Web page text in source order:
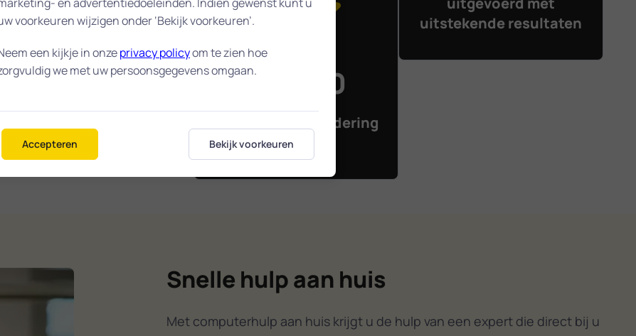
we snel ter
mogelijk wordt
Heeft u een
helpen wij u
9,9 / 10
gemiddelde waardering
in IJmuiden
uitstekende resultaten
Snelle hulp aan huis
Met computerhulp aan huis krijgt u de hulp van een expert die direct bij u
voorkeuren wijzigen onder ‘Bekijk voorkeuren’.
een kijkje in onzeprivacy policyom te zien hoe
we met uw persoonsgegevens omgaan.
Accepteren Bekijk voorkeuren